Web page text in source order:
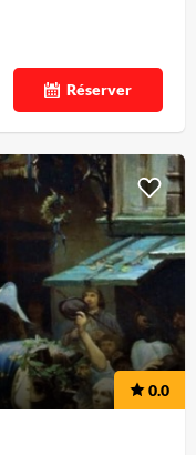
Réserver
0.0